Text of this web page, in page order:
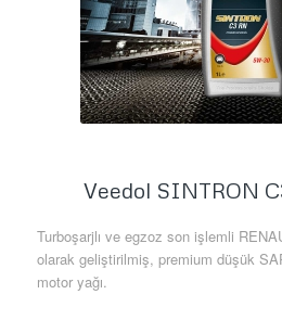
Veedol SINTRON
Turboşarjlı ve egzoz son işlemli
olarak geliştirilmiş, premium düşük
motor yağı.